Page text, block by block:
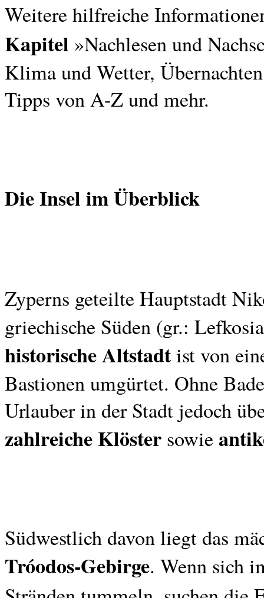
Weitere hilfreiche
Kapitel »Nachlesen und
Klima und Wetter,
Tipps von A-Z und mehr.
Die Insel im Überblick
Zyperns geteilte Hauptstadt
griechische Süden (gr.:
historische Altstadtist von
Bastionen umgürtet. Ohne
Urlauber in der Stadt jedoch
zahlreiche Klöster sowie
Südwestlich davon liegt das
Tróodos-Gebirge. Wenn sich